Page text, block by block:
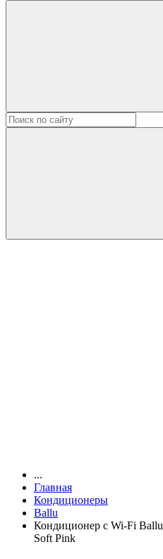
...
Главная
Кондиционеры
Ballu
Кондиционер c Wi-Fi
Soft Pink